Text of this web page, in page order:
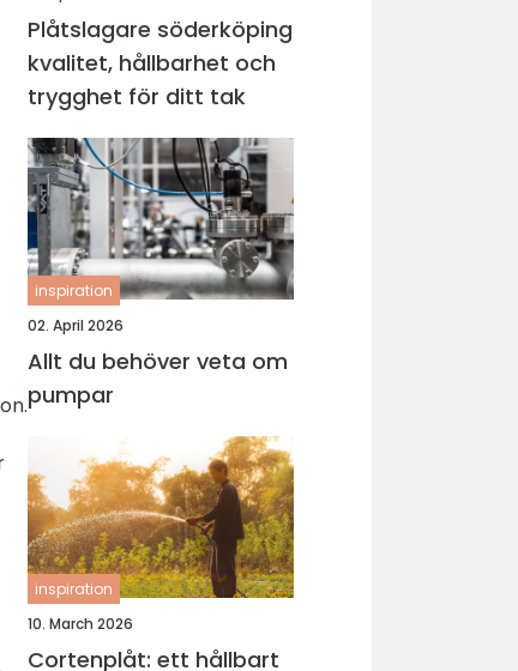
Plåtslagare söderköping
kvalitet, hållbarhet och
trygghet för ditt tak
inspiration
02. April 2026
Allt du behöver veta om
pumpar
inspiration
10. March 2026
Cortenplåt: ett hållbart